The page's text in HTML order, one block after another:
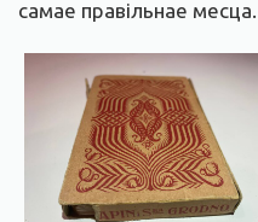
самае правільнае месца.